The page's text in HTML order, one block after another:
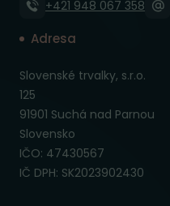
+421 948 067 358
Adresa
Slovenské trvalky, s.r.o.
125
91901 Suchá nad Parnou
Slovensko
IČO: 47430567
IČ DPH: SK2023902430